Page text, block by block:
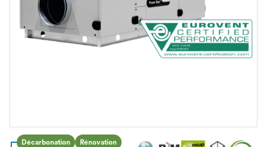
Décarbonation Rénovation